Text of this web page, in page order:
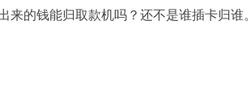
的钱能归取款机吗？还不是谁插卡归谁。